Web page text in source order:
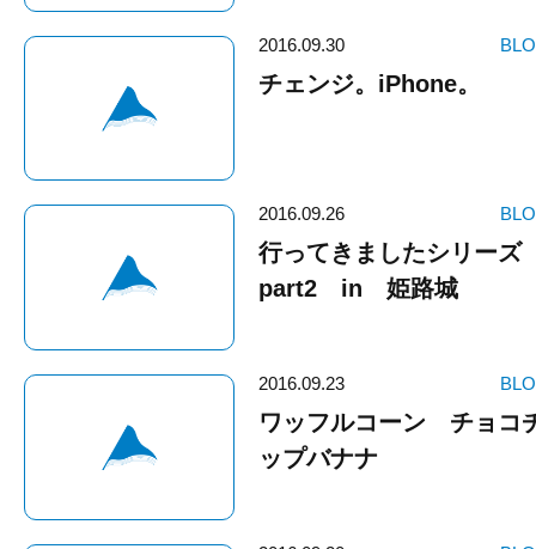
2016.09.30
チェンジ。iPhone。
2016.09.26
行ってきましたシリーズ
part2 in 姫路城
2016.09.23
ワッフルコーン チョコ
ップバナナ